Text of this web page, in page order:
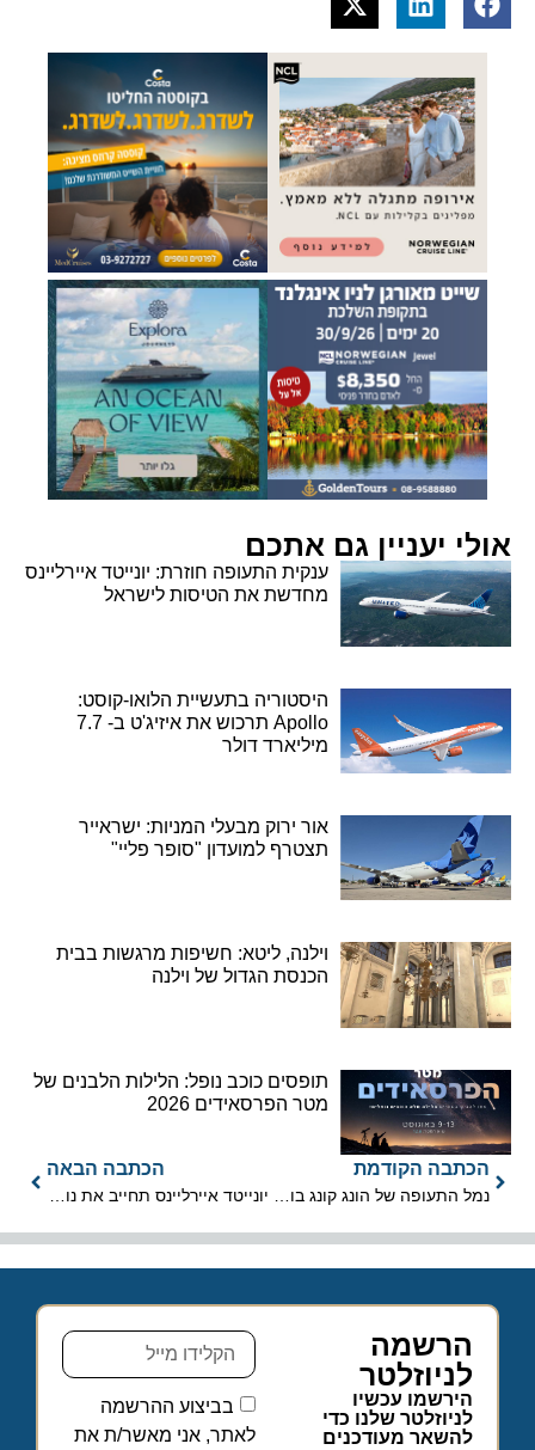
אולי יעניין גם אתכם
ענקית התעופה חוזרת: יונייטד איירליינס
מחדשת את הטיסות לישראל
היסטוריה בתעשיית הלואו-קוסט:
Apollo תרכוש את איזיג'ט ב- 7.7
מיליארד דולר
אור ירוק מבעלי המניות: ישראייר
תצטרף למועדון "סופר פליי"
וילנה, ליטא: חשיפות מרגשות בבית
הכנסת הגדול של וילנה
תופסים כוכב נופל: הלילות הלבנים של
מטר הפרסאידים 2026
הכתבה הקודמת
נמל התעופה של הונג קונג בוחן טכנולוגיות מתקדמות נגד COVID -19
הכתבה הבאה
יונייטד איירליינס תחייב את נוסעיה לעטות מסכות
הרשמה
לניוזלטר
הירשמו עכשיו
לניוזלטר שלנו כדי
להשאר מעודכנים
בביצוע ההרשמה
לאתר, אני מאשר/ת את